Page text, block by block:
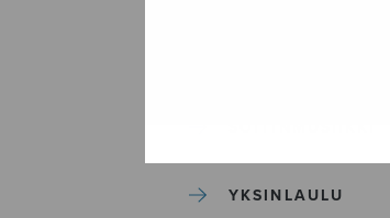
YKSINLAULU